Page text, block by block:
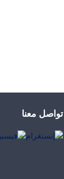
تواصل معنا